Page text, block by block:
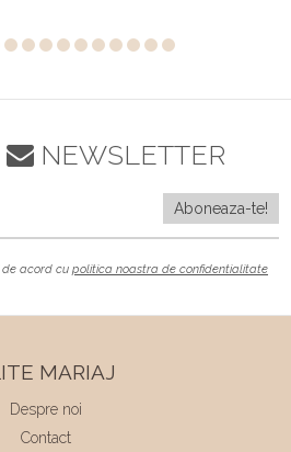
NEWSLETTER
acord cu politica noastra de confidentialitate
MARIAJ
Despre noi
Contact